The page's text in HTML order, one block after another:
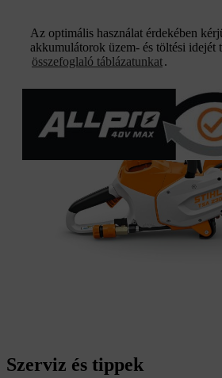
Az optimális használat érdekében
akkumulátorok üzem- és töltési idejét
összefoglaló táblázatunkat.
Szerviz és tippek